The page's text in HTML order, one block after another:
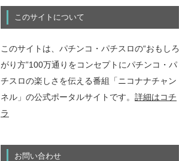
このサイトについて
このサイトは、パチンコ・パチスロの“おもしろ
がり方”100万通りをコンセプトにパチンコ・パ
チスロの楽しさを伝える番組「ニコナナチャン
ネル」の公式ポータルサイトです。 詳細はコチ
ラ
お問い合わせ